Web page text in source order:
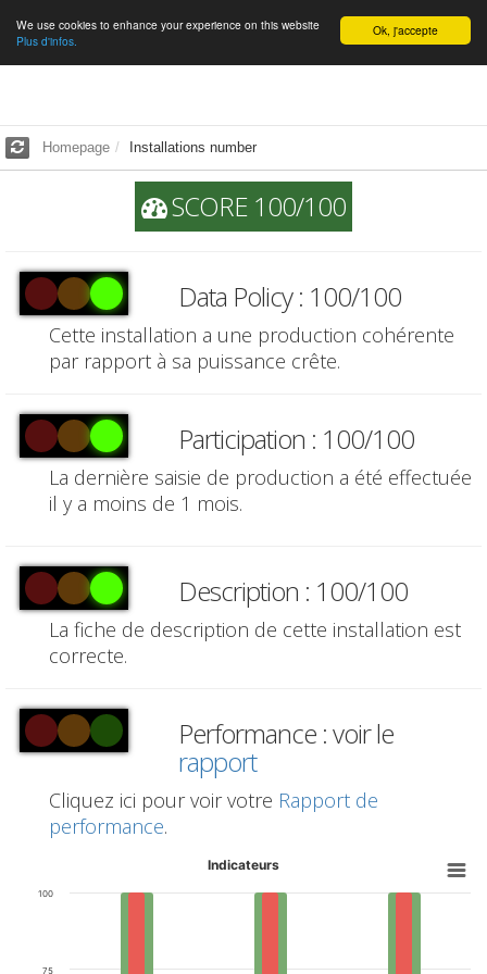
English Ok, j'accepte
We use cookies to enhance your experience on this website
Plus d'infos.
Homepage Installations number
SCORE 100/100
Data Policy : 100/100
Cette installation a une production cohérente
par rapport à sa puissance crête.
Participation : 100/100
La dernière saisie de production a été effectuée
il y a moins de 1 mois.
Description : 100/100
La fiche de description de cette installation est
correcte.
Performance : voir le
rapport
Cliquez ici pour voir votre Rapport de
performance.
Indicateurs
75
100